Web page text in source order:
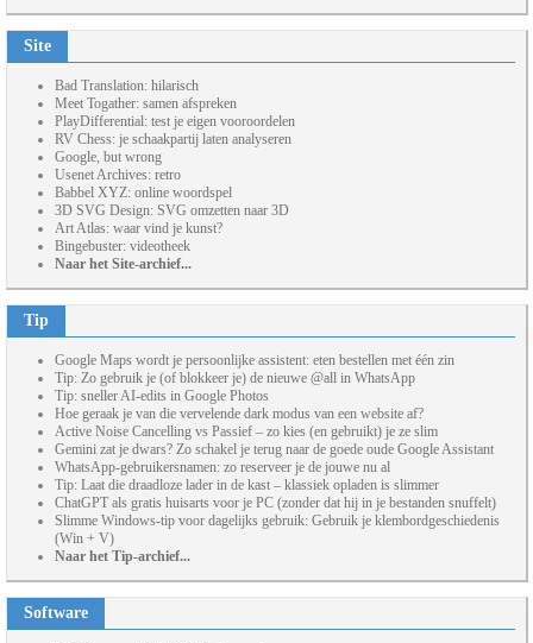
Site
Bad Translation: hilarisch
Meet Togather: samen afspreken
PlayDifferential: test je eigen vooroordelen
RV Chess: je schaakpartij laten analyseren
Google, but wrong
Usenet Archives: retro
Babbel XYZ: online woordspel
3D SVG Design: SVG omzetten naar 3D
Art Atlas: waar vind je kunst?
Bingebuster: videotheek
Naar het Site-archief...
Tip
Google Maps wordt je persoonlijke assistent: eten bestellen met één zin
Tip: Zo gebruik je (of blokkeer je) de nieuwe @all in WhatsApp
Tip: sneller AI-edits in Google Photos
Hoe geraak je van die vervelende dark modus van een website af?
Active Noise Cancelling vs Passief – zo kies (en gebruikt) je ze slim
Gemini zat je dwars? Zo schakel je terug naar de goede oude Google Assistant
WhatsApp-gebruikersnamen: zo reserveer je de jouwe nu al
Tip: Laat die draadloze lader in de kast – klassiek opladen is slimmer
ChatGPT als gratis huisarts voor je PC (zonder dat hij in je bestanden snuffelt)
Slimme Windows-tip voor dagelijks gebruik: Gebruik je klembordgeschiedenis
(Win + V)
Naar het Tip-archief...
Software